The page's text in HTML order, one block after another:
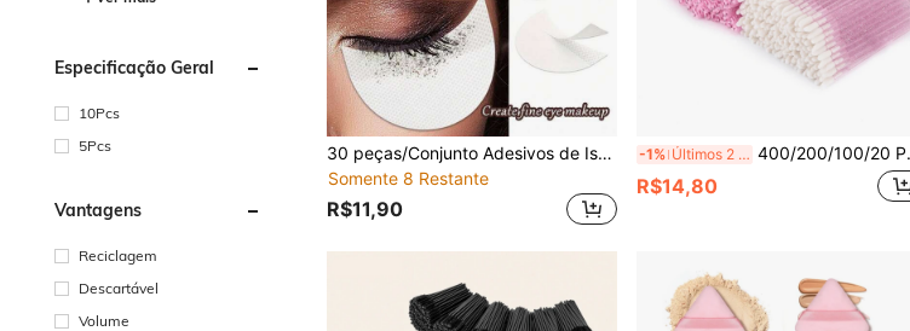
Especificação Geral
10Pcs
5Pcs
Vantagens
Reciclagem
Descartável
Volume
30 peças/Conjunto Adesivos de Isolamento de Sombra para os Olhos, Almofadas Descartáveis Sem Fiapos, Extensão de Cílios Postiços, Ferramentas de Maquiagem - Moldes de Cílios, Protetores de Sombra para os Olhos, Remendos Sem Fiapos para Maquiagem dos Olhos, Extensor de Cílios - Para Mulheres e Meninas, Acessórios de Maquiagem para os Olhos Respiráveis, Maquiagem, Barato, Decoração de Quarto, Penteadeira, Viagem, Quarto, Acessórios de Maquiagem, Modelador de Cílios, Barato, Enfeites de Meia, Maquiagem, Ferramentas de Maquiagem, Coisas Baratas, Presentes, Presentes para Mulheres, Presentes de Natal, Brindes, Viagem, Coisas Baratas, Essenciais de Viagem
Somente 8 Restante
R$11,90
-1% Últimos 2 dias 400/200/100/20 Peças Escovas de Máscara e Pincéis de Lábios Descartáveis para Extensão de Cílios, Aplicador de Batom e Brilho Labial (Rosa Cristal)
R$14,80